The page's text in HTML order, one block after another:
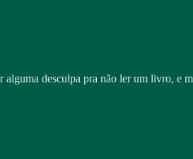
alguma desculpa pra não ler um livro, e